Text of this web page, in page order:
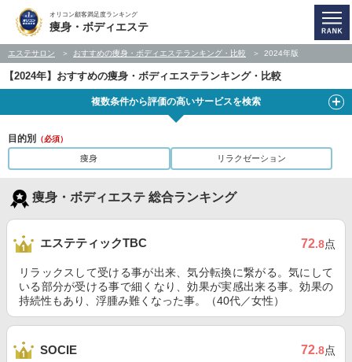
オリコン顧客満足度ランキング
痩身・ボディエステ
エステサロン おすすめの痩身・ボディエステランキング・比較 2024年版
【2024年】おすすめの痩身・ボディエステランキング・比較
複数条件から評価の高いサービスを検索
目的別 （必須）
痩身 リラクゼーション
痩身・ボディエステ 総合ランキング
エステティックTBC 72.8点
リラックスして受ける事が出来、気分転換に繋がる。気にして
いる部分が受ける事で細くなり、効果が実感出来る事。効果の
持続性もあり、浮腫み難くなった事。（40代／女性）
SOCIE 72.8点